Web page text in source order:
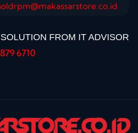
FROM IT ADVISOR
6710